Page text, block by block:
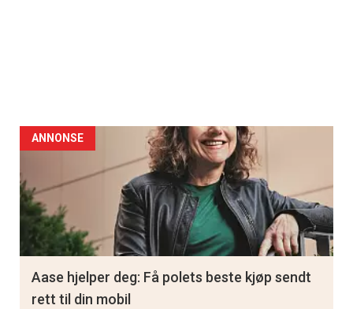
ANNONSE
Aase hjelper deg: Få polets beste kjøp sendt
rett til din mobil